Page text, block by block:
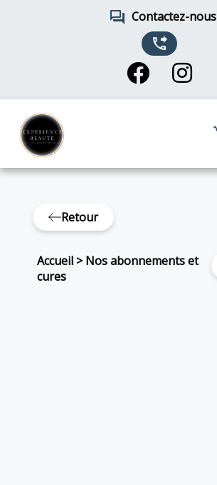
forum Contactez-nous
phone_forwarded
Retour
Accueil >Nos abonnements et
cures